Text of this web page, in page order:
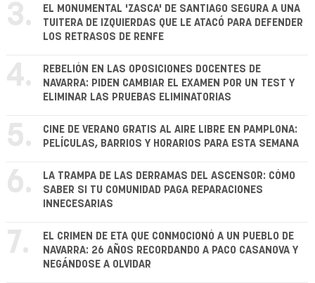
3.
EL MONUMENTAL 'ZASCA' DE SANTIAGO SEGURA A UNA
TUITERA DE IZQUIERDAS QUE LE ATACÓ PARA DEFENDER
LOS RETRASOS DE RENFE
4.
REBELIÓN EN LAS OPOSICIONES DOCENTES DE
NAVARRA: PIDEN CAMBIAR EL EXAMEN POR UN TEST Y
ELIMINAR LAS PRUEBAS ELIMINATORIAS
5.
CINE DE VERANO GRATIS AL AIRE LIBRE EN PAMPLONA:
PELÍCULAS, BARRIOS Y HORARIOS PARA ESTA SEMANA
6.
LA TRAMPA DE LAS DERRAMAS DEL ASCENSOR: CÓMO
SABER SI TU COMUNIDAD PAGA REPARACIONES
INNECESARIAS
7.
EL CRIMEN DE ETA QUE CONMOCIONÓ A UN PUEBLO DE
NAVARRA: 26 AÑOS RECORDANDO A PACO CASANOVA Y
NEGÁNDOSE A OLVIDAR